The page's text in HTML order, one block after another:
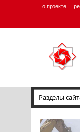
о проекте